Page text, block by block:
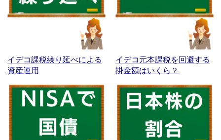
イデコ課税繰り延べによる
資産運用
イデコ元本課税を回避する
掛金額はいくら？